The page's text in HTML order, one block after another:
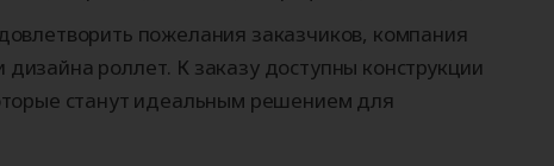
пожелания заказчиков, компания
роллет. К заказу доступны конструкции
станут идеальным решением для